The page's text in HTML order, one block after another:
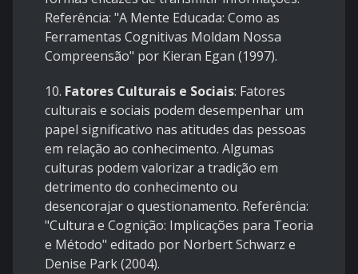
Referência: "A Mente Educada: Como as
Ferramentas Cognitivas Moldam Nossa
Compreensão" por Kieran Egan (1997).
10. Fatores Culturais e Sociais: Fatores
culturais e sociais podem desempenhar um
papel significativo nas atitudes das pessoas
em relação ao conhecimento. Algumas
culturas podem valorizar a tradição em
detrimento do conhecimento ou
desencorajar o questionamento. Referência:
"Cultura e Cognição: Implicações para Teoria
e Método" editado por Norbert Schwarz e
Denise Park (2004).